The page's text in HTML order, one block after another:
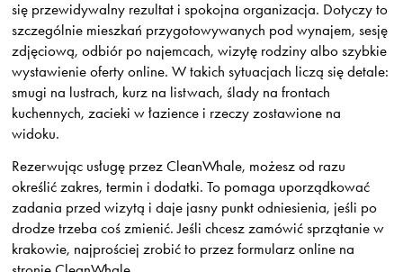
się przewidywalny rezultat i spokojna organizacja. Dotyczy to
szczególnie mieszkań przygotowywanych pod wynajem, sesję
zdjęciową, odbiór po najemcach, wizytę rodziny albo szybkie
wystawienie oferty online. W takich sytuacjach liczą się detale:
smugi na lustrach, kurz na listwach, ślady na frontach
kuchennych, zacieki w łazience i rzeczy zostawione na
widoku.
Rezerwując usługę przez CleanWhale, możesz od razu
określić zakres, termin i dodatki. To pomaga uporządkować
zadania przed wizytą i daje jasny punkt odniesienia, jeśli po
drodze trzeba coś zmienić. Jeśli chcesz zamówić sprzątanie w
krakowie, najprościej zrobić to przez formularz online na